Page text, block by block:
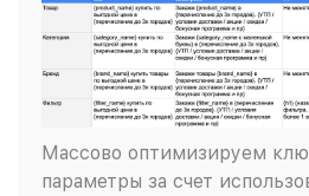
Массово оптимизируем
параметры за счет